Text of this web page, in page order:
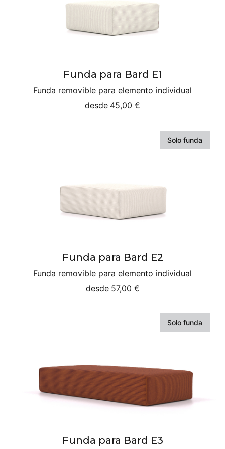
Funda para Bard E1
Funda removible para elemento individual
desde 45,00 €
Solo funda
Funda para Bard E2
Funda removible para elemento individual
desde 57,00 €
Solo funda
Funda para Bard E3